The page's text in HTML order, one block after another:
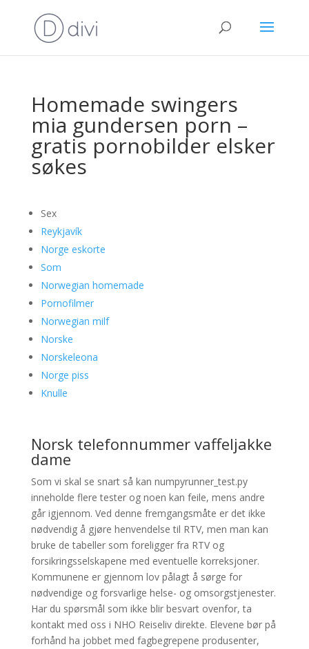
Homemade swingers
mia gundersen porn –
gratis pornobilder elsker
søkes
Sex
Reykjavík
Norge eskorte
Som
Norwegian homemade
Pornofilmer
Norwegian milf
Norske
Norskeleona
Norge piss
Knulle
Norsk telefonnummer vaffeljakke
dame
Som vi skal se snart så kan numpyrunner_test.py
inneholde flere tester og noen kan feile, mens andre
går igjennom. Ved denne fremgangsmåte er det ikke
nødvendig å gjøre henvendelse til RTV, men man kan
bruke de tabeller som foreligger fra RTV og
forsikringsselskapene med eventuelle korreksjoner.
Kommunene er gjennom lov pålagt å sørge for
nødvendige og forsvarlige helse- og omsorgstjenester.
Har du spørsmål som ikke blir besvart ovenfor, ta
kontakt med oss i NHO Reiseliv direkte. Elevene bør på
forhånd ha jobbet med fagbegrepene produsenter,